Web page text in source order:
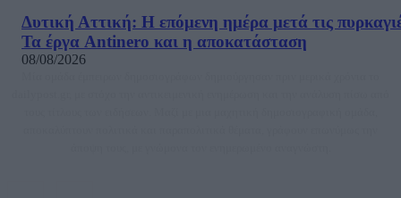
Δυτική Αττική: Η επόμενη ημέρα μετά τις
Τα έργα Antinero και η αποκατάσταση
08/08/2026